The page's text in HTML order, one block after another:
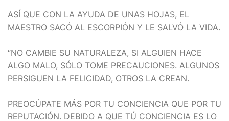
ASÍ QUE CON LA AYUDA DE UNAS HOJAS, EL
MAESTRO SACÓ AL ESCORPIÓN Y LE SALVÓ LA VIDA.
“NO CAMBIE SU NATURALEZA, SI ALGUIEN HACE
ALGO MALO, SÓLO TOME PRECAUCIONES. ALGUNOS
PERSIGUEN LA FELICIDAD, OTROS LA CREAN.
PREOCÚPATE MÁS POR TU CONCIENCIA QUE POR TU
REPUTACIÓN. DEBIDO A QUE TÚ CONCIENCIA ES LO